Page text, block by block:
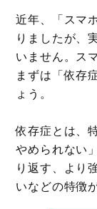
近年、「スマ
りましたが、
いません。ス
まずは「依存
ょう。
依存症とは、
やめられない
り返す、より
いなどの特徴